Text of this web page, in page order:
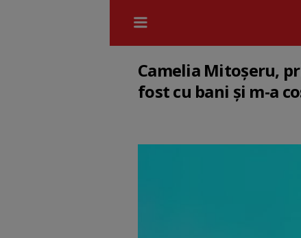
Camelia Mitoșeru,
fost cu bani și m-a